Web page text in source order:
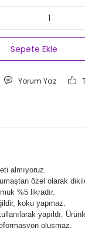
Sepete Ekle
Yorum Yaz
almıyoruz.
özel olarak
%5 likradır.
koku yapmaz.
yapıldı.
oluşmaz.